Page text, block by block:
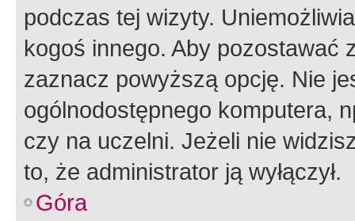
podczas tej wizyty.
kogoś innego. Aby pozostawać
zaznacz powyższą opcję. Nie
ogólnodostępnego komputera,
czy na uczelni. Jeżeli nie
to, że administrator ją wyłączył.
Góra